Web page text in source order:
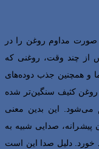
صورت مداوم روغن را در
از چند وقت، روغنی که
و همچنین جذب دوده‌های
روغن کثیف سنگین‌تر شده
می‌شود. این بدین معنی
صدایی شبیه به
دلیل صدا این است